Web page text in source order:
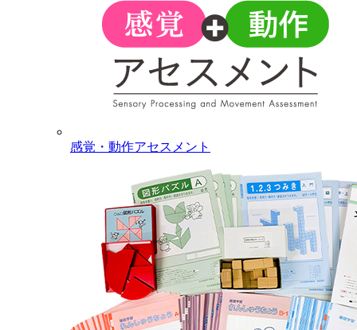
感覚・動作アセスメント